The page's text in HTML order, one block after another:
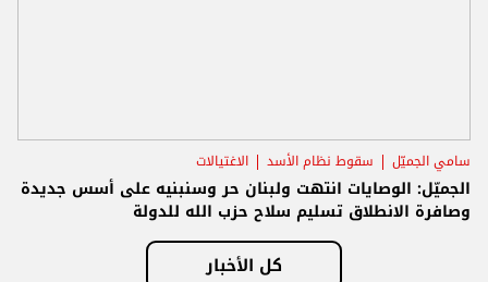
سامي الجميّل سقوط نظام الأسد الاغتيالات
الجميّل: الوصايات انتهت ولبنان حر وسنبنيه على أسس جديدة
وصافرة الانطلاق تسليم سلاح حزب الله للدولة
كل الأخبار